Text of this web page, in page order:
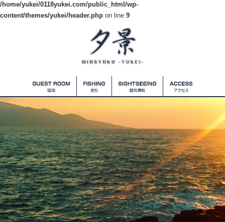
/home/yukei/0118yukei.com/public_html/wp-
content/themes/yukei/header.php on line 9